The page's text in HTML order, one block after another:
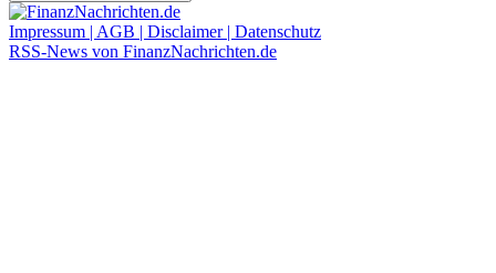
Impressum | AGB | Disclaimer | Datenschutz
RSS-News von FinanzNachrichten.de